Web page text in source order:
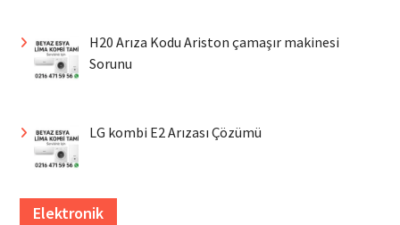
H20 Arıza Kodu Ariston çamaşır makinesi
Sorunu
LG kombi E2 Arızası Çözümü
Elektronik